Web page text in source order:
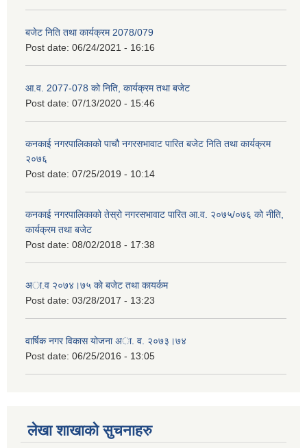
बजेट निति तथा कार्यक्रम 2078/079
Post date: 06/24/2021 - 16:16
आ.व. 2077-078 को निति, कार्यक्रम तथा बजेट
Post date: 07/13/2020 - 15:46
कनकाई नगरपालिकाको पाचौ नगरसभावाट पारित बजेट निति तथा कार्यक्रम
२०७६
Post date: 07/25/2019 - 10:14
कनकाई नगरपालिकाको तेस्रो नगरसभावाट पारित आ.व. २०७५/०७६ को नीति,
कार्यक्रम तथा बजेट
Post date: 08/02/2018 - 17:38
अा.व २०७४।७५ काे बजेट तथा कायर्कम
Post date: 03/28/2017 - 13:23
वार्षिक नगर विकास योजना अा. व. २०७३।७४
Post date: 06/25/2016 - 13:05
लेखा शाखाको सुचनाहरु